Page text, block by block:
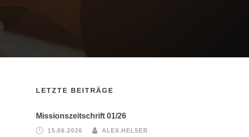
LETZTE BEITRÄGE
Missionszeitschrift 01/26
15.06.2026 ALEX.HELSER